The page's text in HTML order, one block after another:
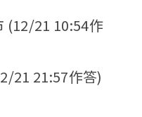
(12/21 10:54作
21 21:57作答)